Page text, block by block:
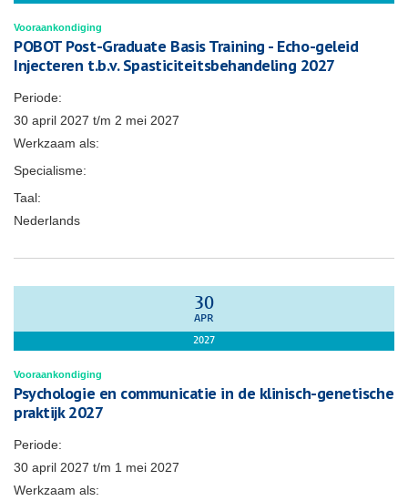
Vooraankondiging
POBOT Post-Graduate Basis Training - Echo-geleid
Injecteren t.b.v. Spasticiteitsbehandeling 2027
Periode:
30 april 2027 t/m 2 mei 2027
Werkzaam als:
Specialisme:
Taal:
Nederlands
30
APR
2027
Vooraankondiging
Psychologie en communicatie in de klinisch-genetische
praktijk 2027
Periode:
30 april 2027 t/m 1 mei 2027
Werkzaam als: